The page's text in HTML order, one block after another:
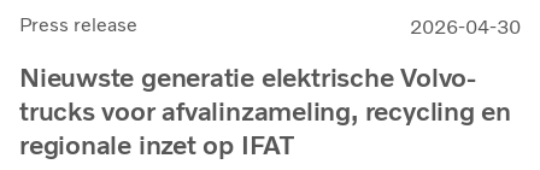
Press release 2026-04-30
Nieuwste generatie elektrische Volvo-
trucks voor afvalinzameling, recycling en
regionale inzet op IFAT